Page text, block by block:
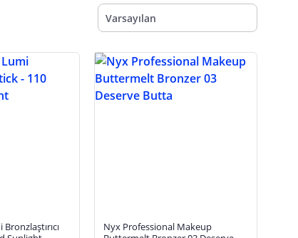
Varsayılan
Nyx Professional Makeup